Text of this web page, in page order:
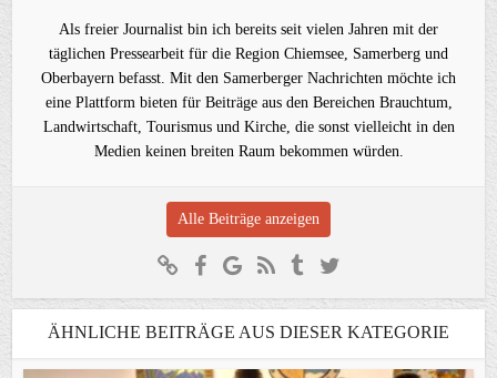
Als freier Journalist bin ich bereits seit vielen Jahren mit der
täglichen Pressearbeit für die Region Chiemsee, Samerberg und
Oberbayern befasst. Mit den Samerberger Nachrichten möchte ich
eine Plattform bieten für Beiträge aus den Bereichen Brauchtum,
Landwirtschaft, Tourismus und Kirche, die sonst vielleicht in den
Medien keinen breiten Raum bekommen würden.
Alle Beiträge anzeigen
ÄHNLICHE BEITRÄGE AUS DIESER KATEGORIE